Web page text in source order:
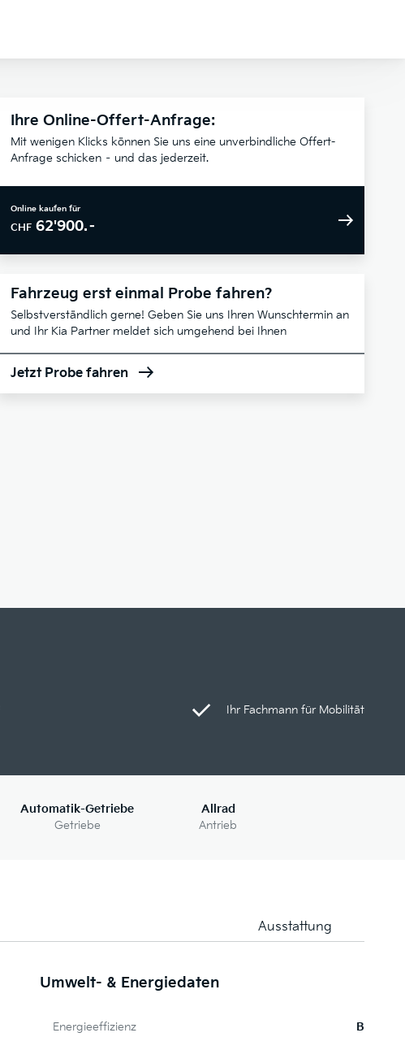
Ihre Online-Offert-Anfrage:
Mit wenigen Klicks können Sie uns eine unverbindliche Offert-
Anfrage schicken – und das jederzeit.
Online kaufen für
CHF 62'900.–
Fahrzeug erst einmal Probe fahren?
Selbstverständlich gerne! Geben Sie uns Ihren Wunschtermin an
und Ihr Kia Partner meldet sich umgehend bei Ihnen
Jetzt Probe fahren
Ihr Fachmann für Mobilität
Automatik-Getriebe
Getriebe
Allrad
Antrieb
Ausstattung
Umwelt- & Energiedaten
Energieeffizienz B